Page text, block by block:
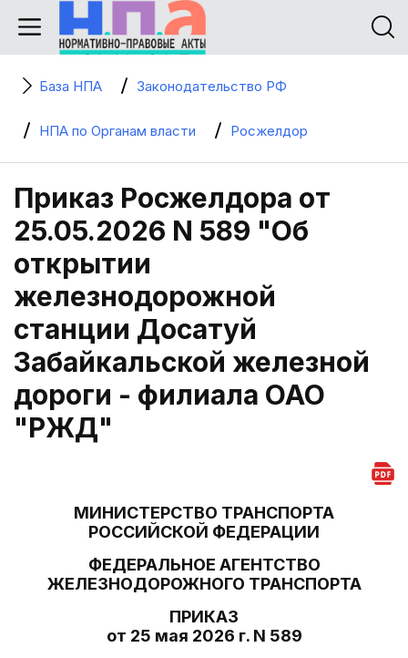
База НПА Законодательство РФ
НПА по Органам власти Росжелдор
Приказ Росжелдора от
25.05.2026 N 589 "Об
открытии
железнодорожной
станции Досатуй
Забайкальской железной
дороги - филиала ОАО
"РЖД"
МИНИСТЕРСТВО ТРАНСПОРТА
РОССИЙСКОЙ ФЕДЕРАЦИИ
ФЕДЕРАЛЬНОЕ АГЕНТСТВО
ЖЕЛЕЗНОДОРОЖНОГО ТРАНСПОРТА
ПРИКАЗ
от 25 мая 2026 г. N 589